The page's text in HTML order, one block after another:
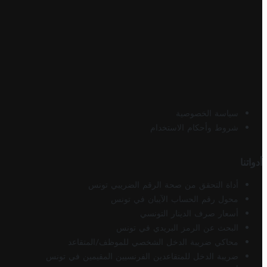
سياسة الخصوصية
شروط وأحكام الاستخدام
أدواتنا
أداة التحقق من صحة الرقم الضريبي تونس
محول رقم الحساب الآيبان في تونس
أسعار صرف الدينار التونسي
البحث عن الرمز البريدي في تونس
محاكي ضريبة الدخل الشخصي للموظف/المتقاعد
ضريبة الدخل للمتقاعدين الفرنسيين المقيمين في تونس